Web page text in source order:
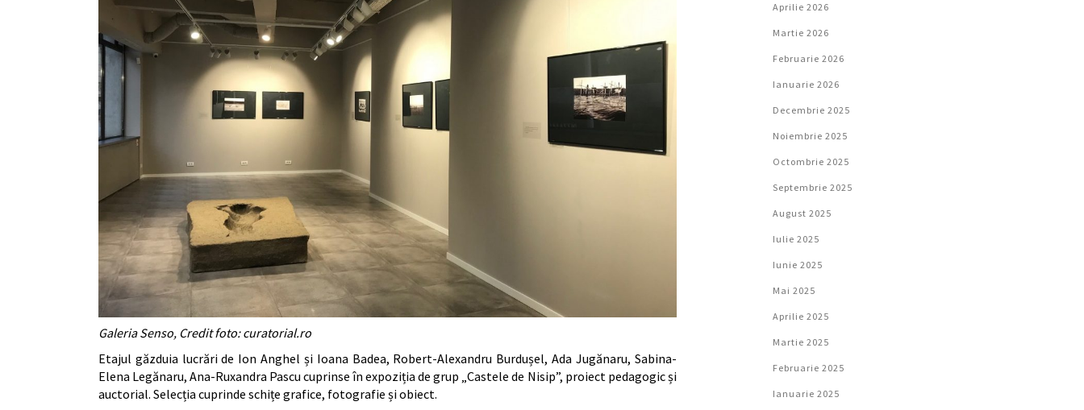
Galeria Senso, Credit foto: curatorial.ro
Etajul găzduia lucrări de Ion Anghel și Ioana Badea, Robert-Alexandru Burdușel, Ada Jugănaru, Sabina-
Elena Legănaru, Ana-Ruxandra Pascu cuprinse în expoziția de grup „Castele de Nisip”, proiect pedagogic și
auctorial. Selecția cuprinde schițe grafice, fotografie și obiect.
Aprilie 2026
Martie 2026
Februarie 2026
Ianuarie 2026
Decembrie 2025
Noiembrie 2025
Octombrie 2025
Septembrie 2025
August 2025
Iulie 2025
Iunie 2025
Mai 2025
Aprilie 2025
Martie 2025
Februarie 2025
Ianuarie 2025